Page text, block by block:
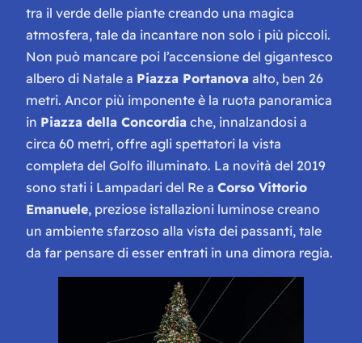
tra il verde delle piante creando una magica
atmosfera, tale da incantare non solo i più piccoli.
Non può mancare poi l’accensione del gigantesco
albero di Natale a Piazza Portanova alto, ben 26
metri. Ancor più imponente è la ruota panoramica
in Piazza della Concordia che, innalzandosi a
circa 60 metri, offre agli spettatori la vista
completa del Golfo illuminato. La novità del 2019
sono stati i Lampadari del Re a Corso Vittorio
Emanuele, preziose istallazioni luminose creano
un ambiente sfarzoso alla vista dei passanti, tale
da far pensare di esser entrati in una dimora regia.